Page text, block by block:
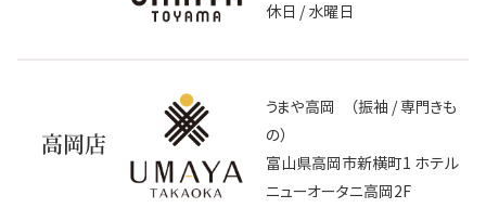
休日 / 水曜日
高岡店
うまや高岡 （振袖 / 専門きも
の）
富山県高岡市新横町1 ホテル
ニューオータニ高岡2F